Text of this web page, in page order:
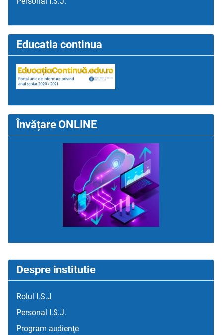
Despre institutie
Rolul I.S.J
Personal I.S.J.
Program audienţe
Educatia continua
Învățare ONLINE